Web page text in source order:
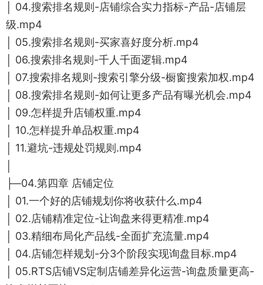
│ 04.搜索排名规则-店铺综合实力指标-产品-店铺层
级.mp4
│ 05.搜索排名规则-买家喜好度分析.mp4
│ 06.搜索排名规则-千人千面逻辑.mp4
│ 07.搜索排名规则-搜索引擎分级-橱窗搜索加权.mp4
│ 08.搜索排名规则-如何让更多产品有曝光机会.mp4
│ 09.怎样提升店铺权重.mp4
│ 10.怎样提升单品权重.mp4
│ 11.避坑-违规处罚规则.mp4
├─04.第四章 店铺定位
│ 01.一个好的店铺规划你将收获什么.mp4
│ 02.店铺精准定位-让询盘来得更精准.mp4
│ 03.精细布局化产品线-全面扩充流量.mp4
│ 04.店铺怎样规划-分3个阶段实现询盘目标.mp4
│ 05.RTS店铺VS定制店铺差异化运营-询盘质量更高-